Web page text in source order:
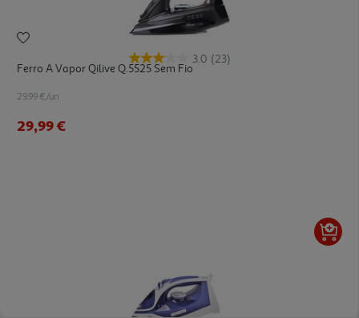
3.0 (23)
Ferro A Vapor Qilive Q.5525 Sem Fio
29.99 €/un
29,99 €